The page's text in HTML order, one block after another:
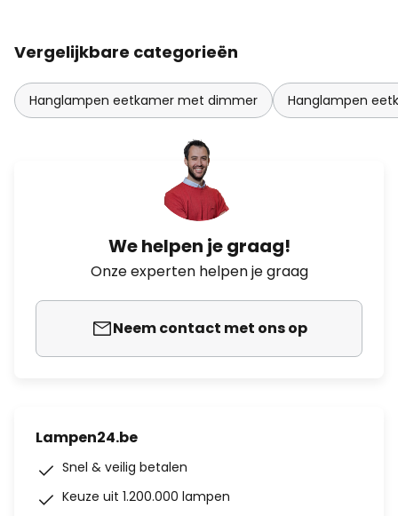
Vergelijkbare categorieën
Hanglampen eetkamer met dimmer Hanglampen
We helpen je graag!
Onze experten helpen je graag
Neem contact met ons op
Lampen24.be
Snel & veilig betalen
Keuze uit 1.200.000 lampen